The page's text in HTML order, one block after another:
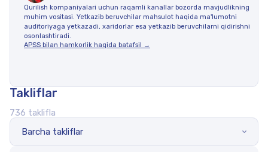
Qurilish kompaniyalari uchun raqamli kanallar bozorda mavjudlikning
muhim vositasi. Yetkazib beruvchilar mahsulot haqida ma'lumotni
auditoriyaga yetkazadi, xaridorlar esa yetkazib beruvchilarni qidirishni
osonlashtiradi.
APSS bilan hamkorlik haqida batafsil →
Takliflar
Barcha takliflar
736 taklifla